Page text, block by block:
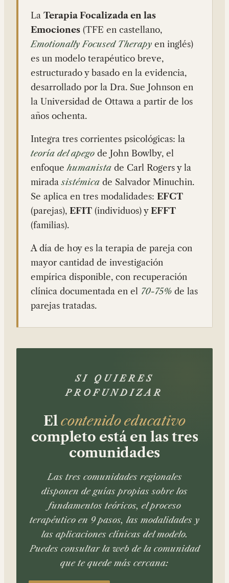
La Terapia Focalizada en las
Emociones (TFE en castellano,
Emotionally Focused Therapy en inglés)
es un modelo terapéutico breve,
estructurado y basado en la evidencia,
desarrollado por la Dra. Sue Johnson en
la Universidad de Ottawa a partir de los
años ochenta.
Integra tres corrientes psicológicas: la
teoría del apego de John Bowlby, el
enfoque humanista de Carl Rogers y la
miradasistémica de Salvador Minuchin.
Se aplica en tres modalidades: EFCT
(parejas), EFIT (individuos) y EFFT
(familias).
A día de hoy es la terapia de pareja con
mayor cantidad de investigación
empírica disponible, con recuperación
clínica documentada en el 70-75% de las
parejas tratadas.
SI QUIERES
PROFUNDIZAR
Elcontenido educativo
completo está en las tres
comunidades
Las tres comunidades regionales
disponen de guías propias sobre los
fundamentos teóricos, el proceso
terapéutico en 9 pasos, las modalidades y
las aplicaciones clínicas del modelo.
Puedes consultar la web de la comunidad
que te quede más cercana: